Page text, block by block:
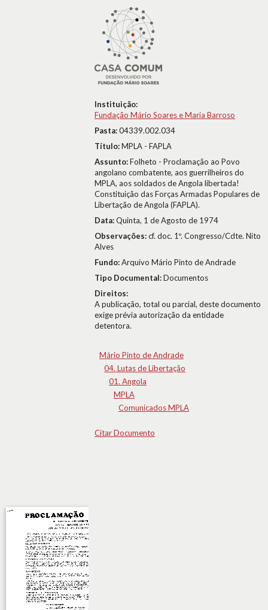
Instituição:
Fundação Mário Soares e Maria Barroso
Pasta:04339.002.034
Título:MPLA - FAPLA
Assunto:Folheto - Proclamação ao Povo
angolano combatente, aos guerrilheiros do
MPLA, aos soldados de Angola libertada!
Constituição das Forças Armadas Populares de
Libertação de Angola (FAPLA).
Data:Quinta, 1 de Agosto de 1974
Observações:cf. doc. 1º. Congresso/Cdte. Nito
Alves
Fundo:Arquivo Mário Pinto de Andrade
Tipo Documental:Documentos
Direitos:
A publicação, total ou parcial, deste documento
exige prévia autorização da entidade
detentora.
Mário Pinto de Andrade
04. Lutas de Libertação
01. Angola
MPLA
Comunicados MPLA
Citar Documento